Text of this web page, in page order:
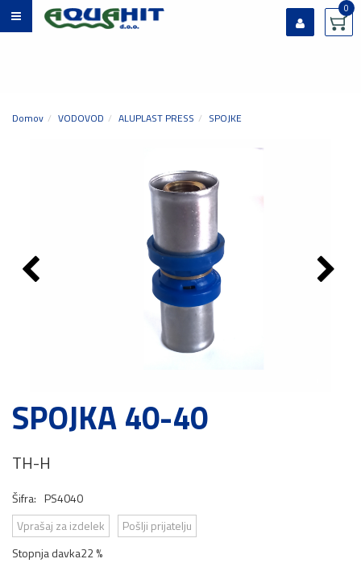
0
Domov VODOVOD ALUPLAST PRESS SPOJKE
SPOJKA 40-40
TH-H
Šifra: PS4040
Vprašaj za izdelek
Pošlji prijatelju
Stopnja davka22 %